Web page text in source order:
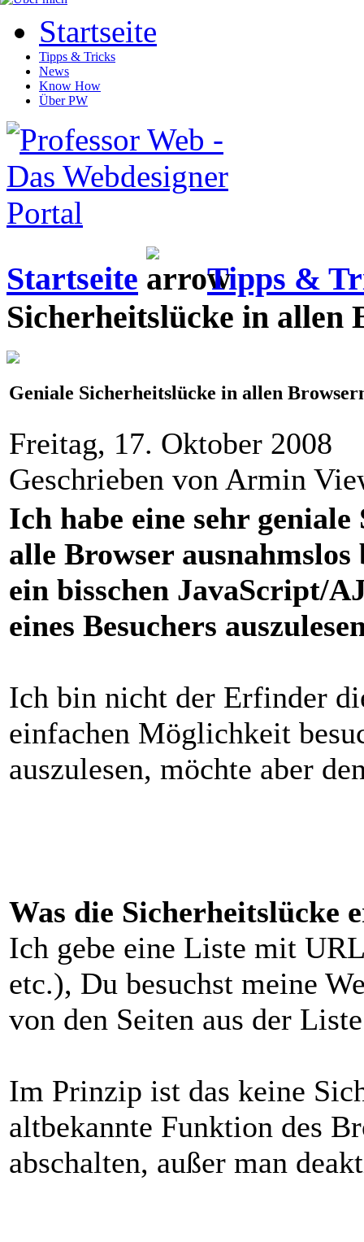
Startseite
Tipps & Tricks
News
Know How
Über PW
Startseite
Tipps &
Sicherheitslücke in allen
Geniale Sicherheitslücke in allen
Freitag, 17. Oktober 2008
Geschrieben von Armin
Ich habe eine sehr
alle Browser
ein bisschen JavaScript/
eines Besuchers
Ich bin nicht der Erfinder
einfachen Möglichkeit
auszulesen, möchte aber
Was die Sicherheitslücke
Ich gebe eine Liste mit
etc.), Du besuchst meine
von den Seiten aus der
Im Prinzip ist das keine
altbekannte Funktion des
abschalten, außer man